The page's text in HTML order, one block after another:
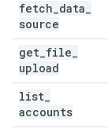
fetch data
source
get file
upload
list
accounts